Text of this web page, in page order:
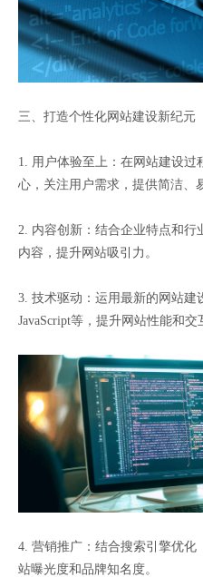
三、打造个性化网站建设新纪元
1. 用户体验至上：在网站建设
心，关注用户需求，提供简洁、
2. 内容创新：结合企业特点和行
内容，提升网站吸引力。
3. 技术驱动：运用最新的网站建
JavaScript等，提升网站性能和交
4. 营销推广：结合搜索引擎优化
站曝光度和品牌知名度。